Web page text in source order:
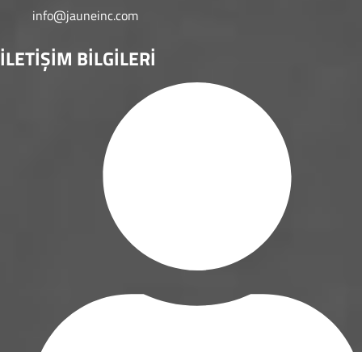
info@jauneinc.com
İLETİŞİM BİLGİLERİ